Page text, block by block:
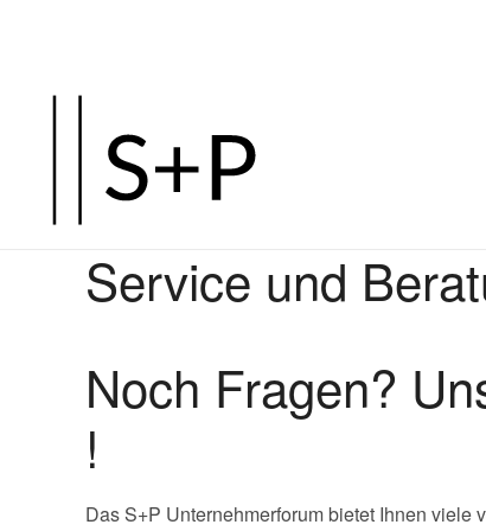
Service und
Noch Fragen?
!
Das S+P Unternehmerforum bietet Ihnen